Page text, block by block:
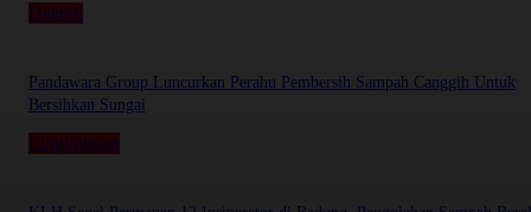
Daerah
Pandawara Group Luncurkan Perahu Pembersih Sampah Canggih Untuk
Bersihkan Sungai
Lingkungan